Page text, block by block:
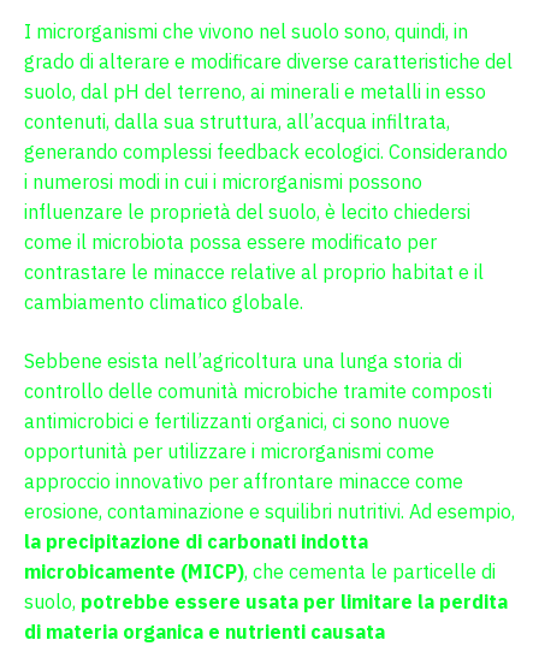
I microrganismi che vivono nel suolo sono, quindi, in
grado di alterare e modificare diverse caratteristiche del
suolo, dal pH del terreno, ai minerali e metalli in esso
contenuti, dalla sua struttura, all’acqua infiltrata,
generando complessi feedback ecologici. Considerando
i numerosi modi in cui i microrganismi possono
influenzare le proprietà del suolo, è lecito chiedersi
come il microbiota possa essere modificato per
contrastare le minacce relative al proprio habitat e il
cambiamento climatico globale.
Sebbene esista nell’agricoltura una lunga storia di
controllo delle comunità microbiche tramite composti
antimicrobici e fertilizzanti organici, ci sono nuove
opportunità per utilizzare i microrganismi come
approccio innovativo per affrontare minacce come
erosione, contaminazione e squilibri nutritivi. Ad esempio,
la precipitazione di carbonati indotta
microbicamente (MICP), che cementa le particelle di
suolo, potrebbe essere usata per limitare la perdita
di materia organica e nutrienti causata